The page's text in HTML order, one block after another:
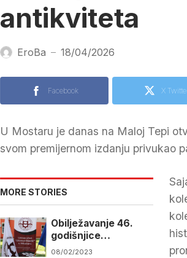
antikviteta
EroBa — 18/04/2026
Facebook X
U Mostaru je danas na Maloj Tepi
svom premijernom izdanju privukao
MORE STORIES
Obilježavanje 46.
godišnjice
Univerziteta „Džemal
08/02/2023